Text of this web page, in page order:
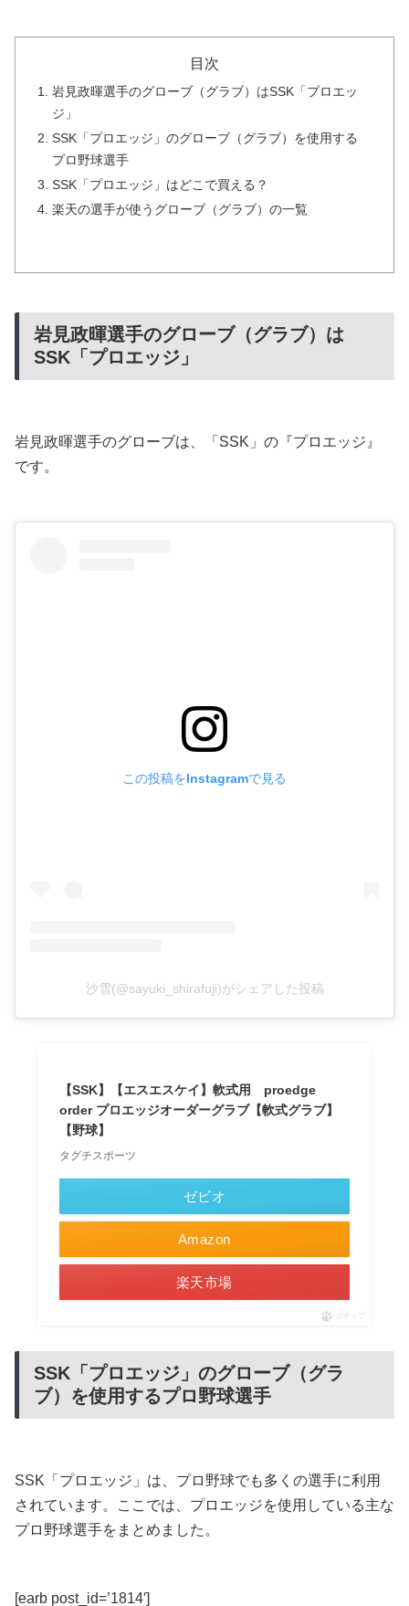
目次
岩見政暉選手のグローブ（グラブ）はSSK「プロエッ
ジ」
SSK「プロエッジ」のグローブ（グラブ）を使用する
プロ野球選手
SSK「プロエッジ」はどこで買える？
楽天の選手が使うグローブ（グラブ）の一覧
岩見政暉選手のグローブ（グラブ）は
SSK「プロエッジ」
岩見政暉選手のグローブは、「SSK」の『プロエッジ』
です。
この投稿をInstagramで見る
沙雪(@sayuki_shirafuji)がシェアした投稿
【SSK】【エスエスケイ】軟式用 proedge
order プロエッジオーダーグラブ【軟式グラブ】
【野球】
タグチスポーツ
Amazon
楽天市場
ゼビオ
ポチップ
SSK「プロエッジ」のグローブ（グラ
ブ）を使用するプロ野球選手
SSK「プロエッジ」は、プロ野球でも多くの選手に利用
されています。ここでは、プロエッジを使用している主な
プロ野球選手をまとめました。
[earb post_id=’1814′]